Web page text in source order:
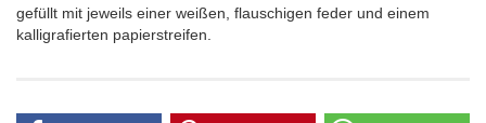
gefüllt mit jeweils einer weißen, flauschigen feder und einem
kalligrafierten papierstreifen.